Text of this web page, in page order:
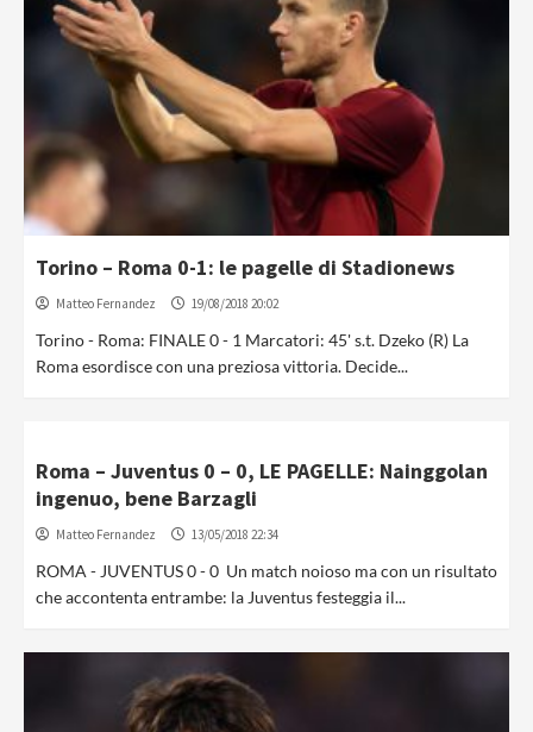
Torino – Roma 0-1: le pagelle di Stadionews
Matteo Fernandez 19/08/2018 20:02
Torino - Roma: FINALE 0 - 1 Marcatori: 45' s.t. Dzeko (R) La
Roma esordisce con una preziosa vittoria. Decide...
Roma – Juventus 0 – 0, LE PAGELLE: Nainggolan
ingenuo, bene Barzagli
Matteo Fernandez 13/05/2018 22:34
ROMA - JUVENTUS 0 - 0 Un match noioso ma con un risultato
che accontenta entrambe: la Juventus festeggia il...